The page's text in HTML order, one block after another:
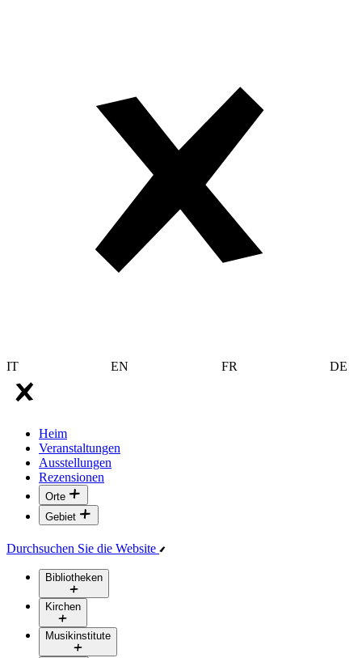
IT EN FR DE
Heim
Veranstaltungen
Ausstellungen
Rezensionen
Orte
Gebiet
Durchsuchen Sie die Website
Bibliotheken
Kirchen
Musikinstitute